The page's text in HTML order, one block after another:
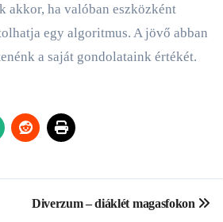
akkor, ha valóban eszközként
egy algoritmus. A jövő abban
a saját gondolataink értékét.
Diverzum – diáklét magasfokon